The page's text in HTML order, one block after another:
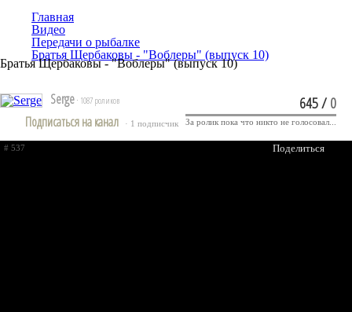
Главная
Видео
Передачи о рыбалке
Братья Щербаковы - "Воблеры" (выпуск 10)
Братья Щербаковы - "Воблеры" (выпуск 10)
Serge · 1087 роликов
Подписаться на канал · 1 подписчик
# 537 Поделиться
645/0
За ролик пока что никто не голосовал...